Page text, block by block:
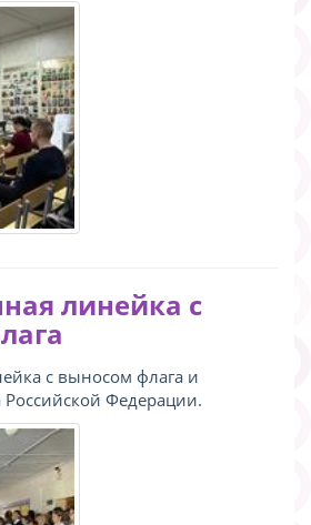
линейка с
с выносом флага и
Федерации.